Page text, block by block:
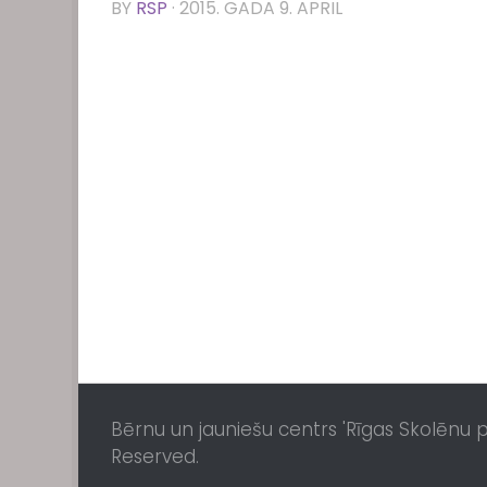
BY RSP · 2015. GADA 9. APRIL
Bērnu un jauniešu centrs 'Rīgas Skolēnu
Reserved.